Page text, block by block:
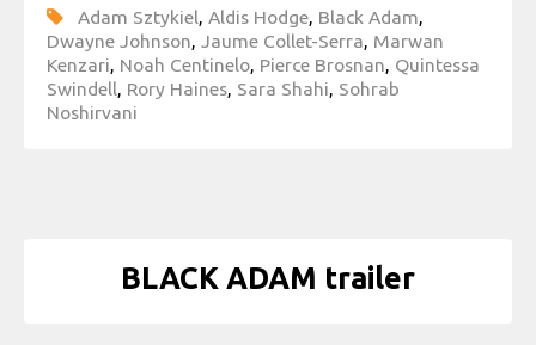
Adam Sztykiel, Aldis Hodge, Black Adam,
Dwayne Johnson, Jaume Collet-Serra, Marwan
Kenzari, Noah Centinelo, Pierce Brosnan, Quintessa
Swindell, Rory Haines, Sara Shahi, Sohrab
Noshirvani
BLACK ADAM trailer